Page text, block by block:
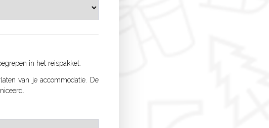
in het reispakket.
van je accommodatie. De